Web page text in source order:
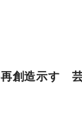
再創造示す